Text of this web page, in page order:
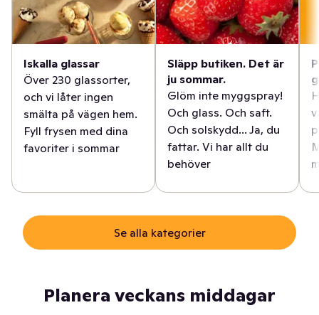
Iskalla glassar
Över 230 glassorter,
och vi låter ingen
smälta på vägen hem.
Fyll frysen med dina
favoriter i sommar
Släpp butiken. Det är
ju sommar.
Glöm inte myggspray!
Och glass. Och saft.
Och solskydd... Ja, du
fattar. Vi har allt du
behöver
Se alla kategorier
Planera veckans middagar